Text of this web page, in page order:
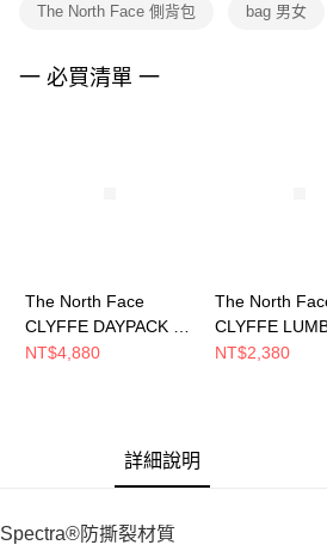
３．未成年的使用者請事先徵得法定代理人或
４．使用「AFTEE先享後付」時，將依據個別
The North Face 側背包 bag 男女
一 必買清單 一
The North Face
CLYFFE DAYPACK 男
女 後背包
NT$4,880
The North
CLYFFE
PACK 男女 腰包
NT$2,380
詳細說明
Spectra®防撕裂材質